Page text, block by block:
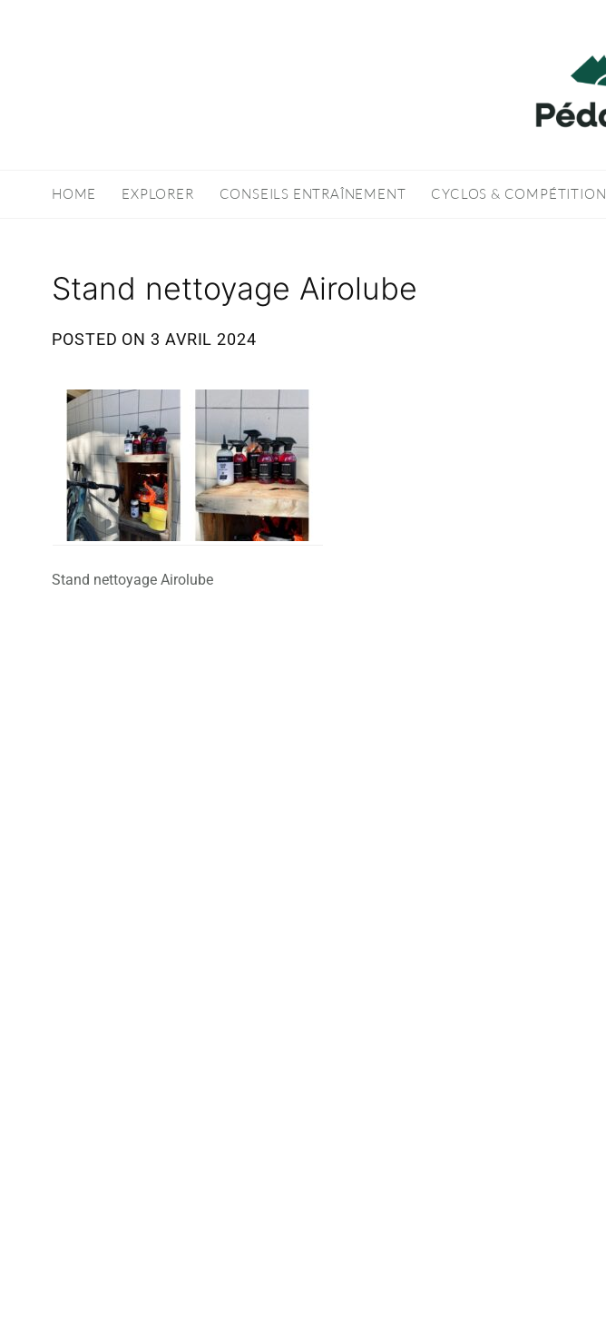
HOME EXPLORER CONSEILS ENTRAÎNEMENT CYCLOS & COMPÉTITION
Stand nettoyage Airolube
POSTED ON3 AVRIL 2024
Stand nettoyage Airolube